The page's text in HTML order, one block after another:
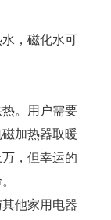
，磁化水可
。用户需要
加热器取暖
，但幸运的
他家用电器